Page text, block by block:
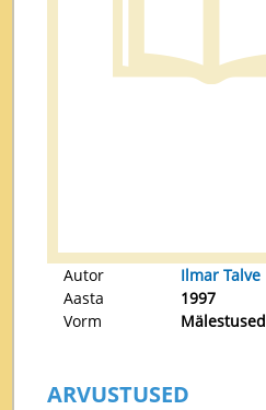
Autor
Aasta
Vorm
Ilmar Talve
1997
Mälestused
ARVUSTUSED